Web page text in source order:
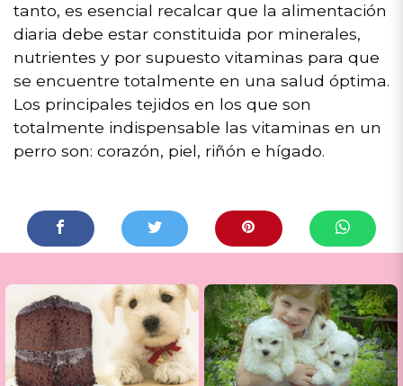
tanto, es esencial recalcar que la alimentación
diaria debe estar constituida por minerales,
nutrientes y por supuesto vitaminas para que
se encuentre totalmente en una salud óptima.
Los principales tejidos en los que son
totalmente indispensable las vitaminas en un
perro son: corazón, piel, riñón e hígado.